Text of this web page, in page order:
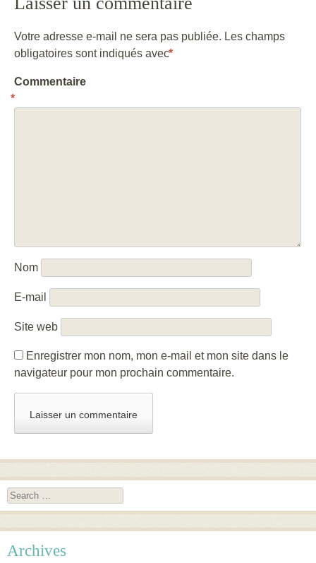
Votre adresse e-mail ne sera pas publiée. Les champs
obligatoires sont indiqués avec*
Commentaire
*
Nom
E-mail
Site web
Enregistrer mon nom, mon e-mail et mon site dans le
navigateur pour mon prochain commentaire.
Search
Archives